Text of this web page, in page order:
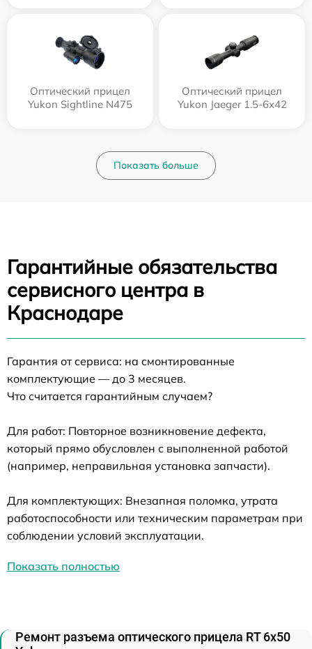
Оптический прицел
Yukon Sightline N475
Оптический прицел
Yukon Jaeger 1.5-6x42
Показать больше
Гарантийные обязательства
сервисного центра в
Краснодаре
Гарантия от сервиса: на смонтированные
комплектующие — до 3 месяцев.
Что считается гарантийным случаем?
Для работ: Повторное возникновение дефекта,
который прямо обусловлен с выполненной работой
(например, неправильная установка запчасти).
Для комплектующих: Внезапная поломка, утрата
работоспособности или техническим параметрам при
соблюдении условий эксплуатации.
Показать полностью
Ремонт разъема оптического прицела RT 6x50